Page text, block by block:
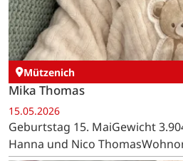
Mützenich
Mika Thomas
15.05.2026
Geburtstag 15. MaiGewicht
Hanna und Nico